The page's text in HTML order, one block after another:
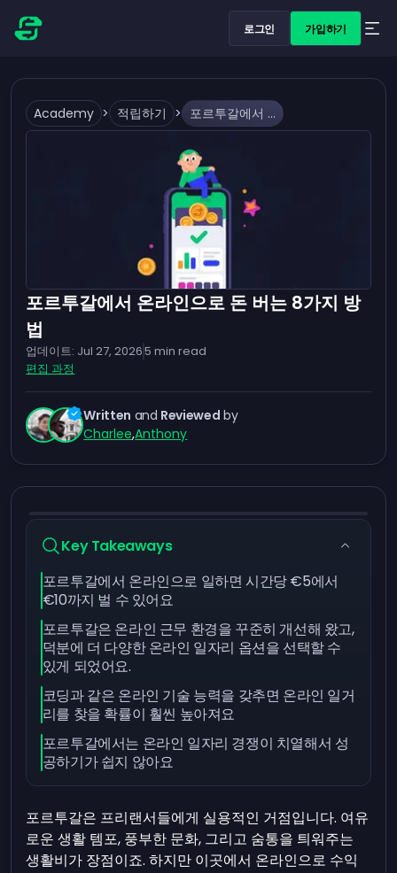
로그인 가입하기
Academy > 적립하기 > 포르투갈에서 온라인으로 돈 버는 8가지 방법
포르투갈에서 온라인으로 돈 버는 8가지 방
법
업데이트: Jul 27, 20265 min read
편집 과정
Written and Reviewed by
Charlee,Anthony
Key Takeaways
포르투갈에서 온라인으로 일하면 시간당 €5에서
€10까지 벌 수 있어요
포르투갈은 온라인 근무 환경을 꾸준히 개선해 왔고,
덕분에 더 다양한 온라인 일자리 옵션을 선택할 수
있게 되었어요.
코딩과 같은 온라인 기술 능력을 갖추면 온라인 일거
리를 찾을 확률이 훨씬 높아져요
포르투갈에서는 온라인 일자리 경쟁이 치열해서 성
공하기가 쉽지 않아요
포르투갈은 프리랜서들에게 실용적인 거점입니다. 여유
로운 생활 템포, 풍부한 문화, 그리고 숨통을 틔워주는
생활비가 장점이죠. 하지만 이곳에서 온라인으로 수익